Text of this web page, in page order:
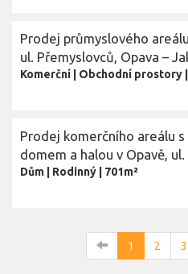
Prodej průmyslového
ul. Přemyslovců, Opava –
Komerční Obchodní prostory
Prodej komerčního areálu
domem a halou v Opavě, ul.
Dům Rodinný 701m²
1 2 3